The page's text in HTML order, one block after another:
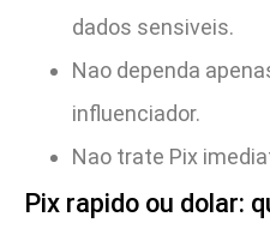
dados sensiveis.
Nao dependa
influenciador.
Nao trate Pix
Pix rapido ou dolar: